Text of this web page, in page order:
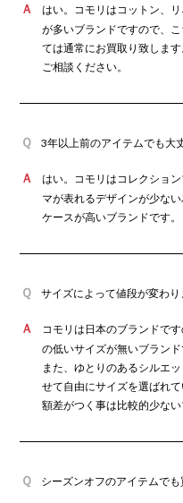
ツ
カ
ク
カ
ト
はい。コモリはコットン、
が多いブランドですので、
ては通常にお買取り致しま
ご相談ください。
3年以上前のアイテムでも大
はい。コモリはコレクショ
マが表れるデザインが少な
ケースが高いブランドです。
サイズによって値段が変わり
コモリは日本のブランドで
の低いサイズが無いブランド
また、ゆとりのあるシルエ
せて自由にサイズを選ばれ
額差がつく事は比較的少な
シーズンオフのアイテムで